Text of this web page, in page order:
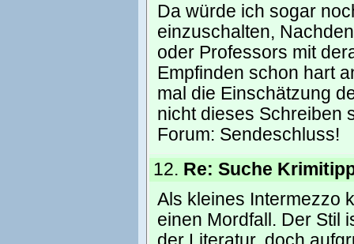
Da würde ich sogar
einzuschalten,
oder Professors mit
Empfinden schon hart
mal die Einschätzung
nicht dieses Schreiben
Forum: Sendeschluss!
12. Re: Suche
Als kleines Intermezzo
einen Mordfall. Der Stil